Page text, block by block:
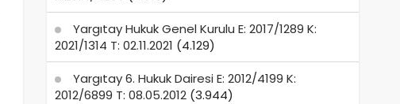
Yargıtay Hukuk Genel Kurulu E: 2017/1289 K:
2021/1314 T: 02.11.2021 (4.129)
Yargıtay 6. Hukuk Dairesi E: 2012/4199 K:
2012/6899 T: 08.05.2012 (3.944)